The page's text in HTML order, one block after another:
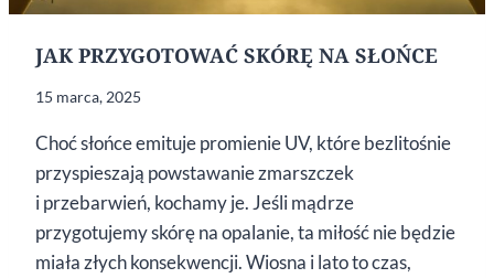
JAK PRZYGOTOWAĆ SKÓRĘ NA SŁOŃCE
15 marca, 2025
Choć słońce emituje promienie UV, które bezlitośnie
przyspieszają powstawanie zmarszczek
i przebarwień, kochamy je. Jeśli mądrze
przygotujemy skórę na opalanie, ta miłość nie będzie
miała złych konsekwencji. Wiosna i lato to czas,